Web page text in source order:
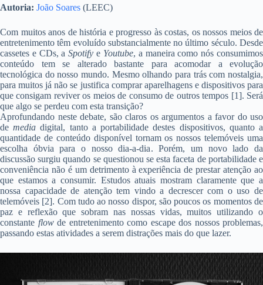
Autoria: João Soares (LEEC)
Com muitos anos de história e progresso às costas, os nossos meios de
entretenimento têm evoluído substancialmente no último século. Desde
cassetes e CDs, aSpotify e Youtube, a maneira como nós consumimos
conteúdo tem se alterado bastante para acomodar a evolução
tecnológica do nosso mundo. Mesmo olhando para trás com nostalgia,
para muitos já não se justifica comprar aparelhagens e dispositivos para
que consigam reviver os meios de consumo de outros tempos [1]. Será
que algo se perdeu com esta transição?
Aprofundando neste debate, são claros os argumentos a favor do uso
demediadigital, tanto a portabilidade destes dispositivos, quanto a
quantidade de conteúdo disponível tornam os nossos telemóveis uma
escolha óbvia para o nosso dia-a-dia. Porém, um novo lado da
discussão surgiu quando se questionou se esta faceta de portabilidade e
conveniência não é um detrimento à experiência de prestar atenção ao
que estamos a consumir. Estudos atuais mostram claramente que a
nossa capacidade de atenção tem vindo a decrescer com o uso de
telemóveis [2]. Com tudo ao nosso dispor, são poucos os momentos de
paz e reflexão que sobram nas nossas vidas, muitos utilizando o
constante flow de entretenimento como escape dos nossos problemas,
passando estas atividades a serem distrações mais do que lazer.